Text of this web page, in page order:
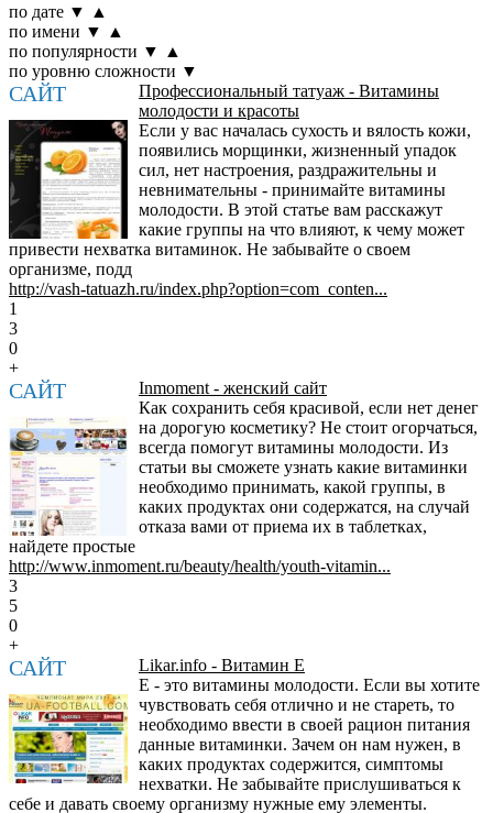
по дате ▼
▲
по имени ▼
▲
по популярности ▼
▲
по уровню сложности ▼
САЙТ
Профессиональный татуаж - Витамины
молодости и красоты
Если у вас началась сухость и вялость кожи,
появились морщинки, жизненный упадок
сил, нет настроения, раздражительны и
невнимательны - принимайте витамины
молодости. В этой статье вам расскажут
какие группы на что влияют, к чему может
привести нехватка витаминок. Не забывайте о своем
организме, подд
http://vash-tatuazh.ru/index.php?option=com_conten...
1
3
0
+
САЙТ
Inmoment - женский сайт
Как сохранить себя красивой, если нет денег
на дорогую косметику? Не стоит огорчаться,
всегда помогут витамины молодости. Из
статьи вы сможете узнать какие витаминки
необходимо принимать, какой группы, в
каких продуктах они содержатся, на случай
отказа вами от приема их в таблетках,
найдете простые
http://www.inmoment.ru/beauty/health/youth-vitamin...
3
5
0
+
САЙТ
Likar.info - Витамин Е
Е - это витамины молодости. Если вы хотите
чувствовать себя отлично и не стареть, то
необходимо ввести в своей рацион питания
данные витаминки. Зачем он нам нужен, в
каких продуктах содержится, симптомы
нехватки. Не забывайте прислушиваться к
себе и давать своему организму нужные ему элементы.